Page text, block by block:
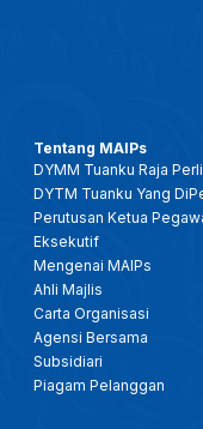
Tentang MAIPs
DYMM Tuanku Raja
DYTM Tuanku Yang
Perutusan Ketua
Eksekutif
Mengenai MAIPs
Ahli Majlis
Carta Organisasi
Agensi Bersama
Subsidiari
Piagam Pelanggan